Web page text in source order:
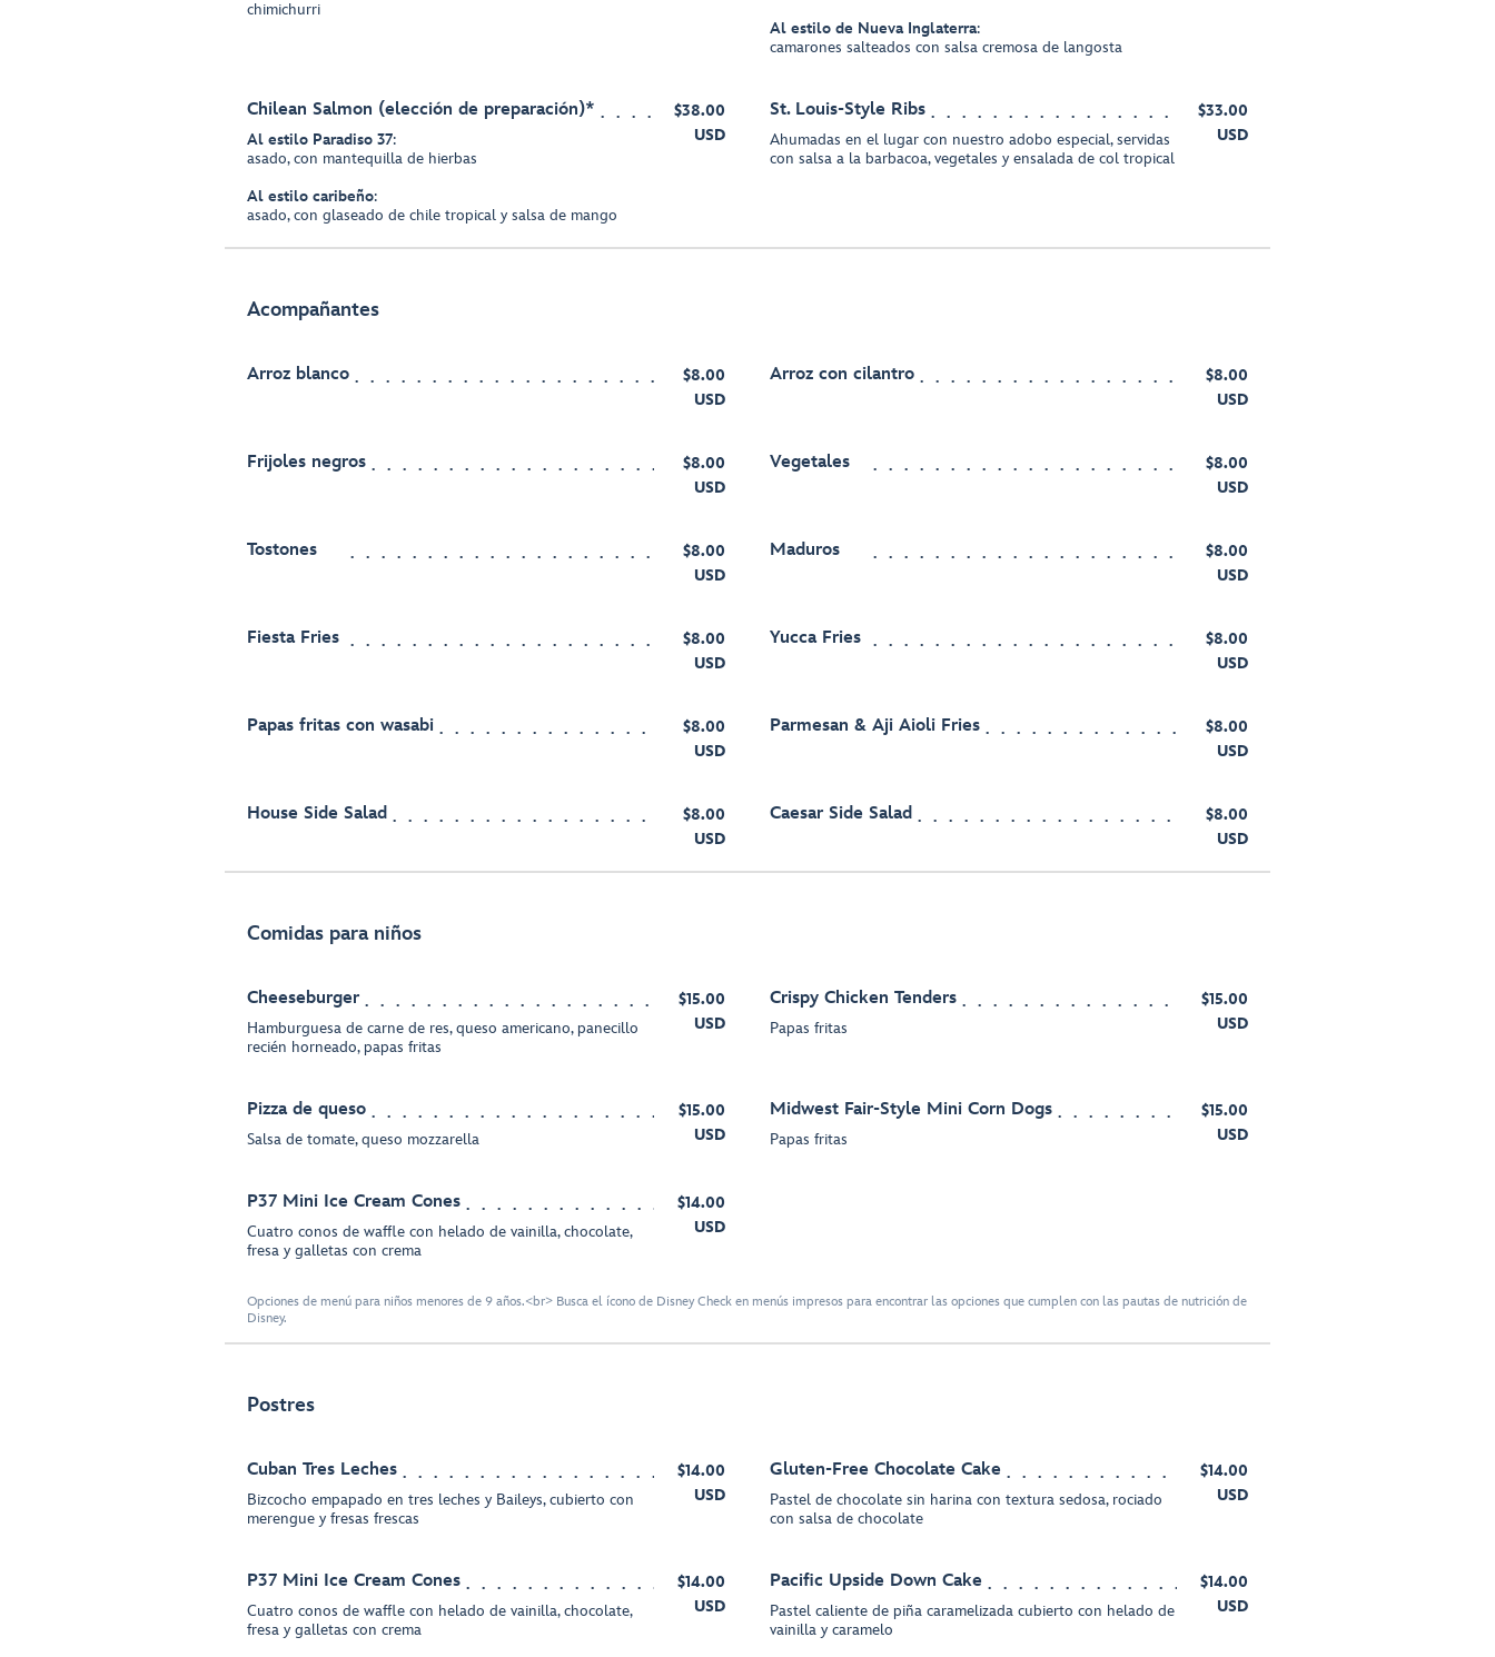
chimichurri
Al estilo de Nueva Inglaterra:
camarones salteados con salsa cremosa de langosta
Chilean Salmon (elección de preparación)*
Al estilo Paradiso 37:
asado, con mantequilla de hierbas
Al estilo caribeño:
asado, con glaseado de chile tropical y salsa de mango
$38.00
USD
St. Louis-Style Ribs
Ahumadas en el lugar con nuestro adobo especial, servidas
con salsa a la barbacoa, vegetales y ensalada de col tropical
$33.00
USD
Acompañantes
Arroz blanco
$8.00
USD
Arroz con cilantro
$8.00
USD
Frijoles negros
$8.00
USD
Vegetales
$8.00
USD
Tostones
$8.00
USD
Maduros
$8.00
USD
Fiesta Fries
$8.00
USD
Yucca Fries
$8.00
USD
Papas fritas con wasabi
$8.00
USD
Parmesan & Aji Aioli Fries
$8.00
USD
House Side Salad
$8.00
USD
Caesar Side Salad
$8.00
USD
Comidas para niños
Cheeseburger
Hamburguesa de carne de res, queso americano, panecillo
recién horneado, papas fritas
$15.00
USD
Crispy Chicken Tenders
Papas fritas
$15.00
USD
Pizza de queso
Salsa de tomate, queso mozzarella
$15.00
USD
Midwest Fair-Style Mini Corn Dogs
Papas fritas
$15.00
USD
P37 Mini Ice Cream Cones
Cuatro conos de waffle con helado de vainilla, chocolate,
fresa y galletas con crema
$14.00
USD
Opciones de menú para niños menores de 9 años.<br> Busca el ícono de Disney Check en menús impresos para encontrar las opciones que cumplen con las pautas de nutrición de
Disney.
Postres
Cuban Tres Leches
Bizcocho empapado en tres leches y Baileys, cubierto con
merengue y fresas frescas
$14.00
USD
Gluten-Free Chocolate Cake
Pastel de chocolate sin harina con textura sedosa, rociado
con salsa de chocolate
$14.00
USD
P37 Mini Ice Cream Cones
Cuatro conos de waffle con helado de vainilla, chocolate,
fresa y galletas con crema
$14.00
USD
Pacific Upside Down Cake
Pastel caliente de piña caramelizada cubierto con helado de
vainilla y caramelo
$14.00
USD